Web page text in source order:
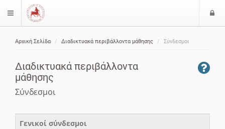
$langMenu
Αρχική Σελίδα Διαδικτυακά περιβάλλοντα μάθησης Σύνδεσμοι
Διαδικτυακά περιβάλλοντα
μάθησης
Σύνδεσμοι
Γενικοί σύνδεσμοι